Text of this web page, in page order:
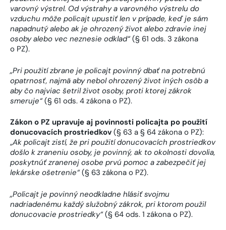
varovný výstrel. Od výstrahy a varovného výstrelu do
vzduchu môže policajt upustiť len v prípade, keď je sám
napadnutý alebo ak je ohrozený život alebo zdravie inej
osoby alebo vec neznesie odklad“(§ 61 ods. 3 zákona
o PZ).
„Pri použití zbrane je policajt povinný dbať na potrebnú
opatrnosť, najmä aby nebol ohrozený život iných osôb a
aby čo najviac šetril život osoby, proti ktorej zákrok
smeruje“(§ 61 ods. 4 zákona o PZ).
Zákon o PZ upravuje aj povinnosti policajta po použití
donucovacích prostriedkov (§ 63 a § 64 zákona o PZ):
„Ak policajt zistí, že pri použití donucovacích prostriedkov
došlo k zraneniu osoby, je povinný, ak to okolnosti dovolia,
poskytnúť zranenej osobe prvú pomoc a zabezpečiť jej
lekárske ošetrenie“(§ 63 zákona o PZ).
„Policajt je povinný neodkladne hlásiť svojmu
nadriadenému každý služobný zákrok, pri ktorom použil
donucovacie prostriedky“(§ 64 ods. 1 zákona o PZ).